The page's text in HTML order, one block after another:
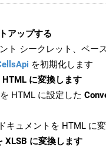
アップする
ト シークレット、ベー
を初期化します
に変換します
HTML に設定した
キュメントを HTML に変
XLSB に変換します